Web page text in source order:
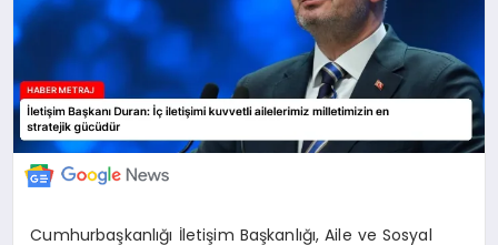
SAĞLIK
EĞİTİM
Cumhurbaşkanlığı İletişim Başkanlığı, Aile ve Sosyal